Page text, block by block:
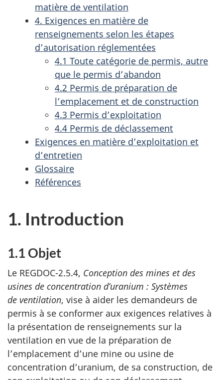
matière de ventilation
4. Exigences en matière de
renseignements selon les étapes
d’autorisation réglementées
4.1 Toute catégorie de permis, autre
que le permis d’abandon
4.2 Permis de préparation de
l’emplacement et de construction
4.3 Permis d’exploitation
4.4 Permis de déclassement
Exigences en matière d’exploitation et
d’entretien
Glossaire
Références
1. Introduction
1.1 Objet
Le REGDOC-2.5.4, Conception des mines et des
usines de concentration d’uranium : Systèmes
de ventilation, vise à aider les demandeurs de
permis à se conformer aux exigences relatives à
la présentation de renseignements sur la
ventilation en vue de la préparation de
l’emplacement d’une mine ou usine de
concentration d’uranium, de sa construction, de